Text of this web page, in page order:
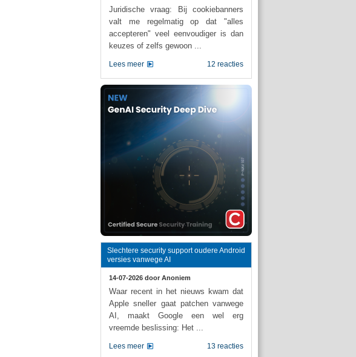
Juridische vraag: Bij cookiebanners
valt me regelmatig op dat "alles
accepteren" veel eenvoudiger is dan
keuzes of zelfs gewoon ...
12 reacties
Lees meer
Slechtere security support oudere Android
versies vanwege AI
14-07-2026 door Anoniem
Waar recent in het nieuws kwam dat
Apple sneller gaat patchen vanwege
AI, maakt Google een wel erg
vreemde beslissing: Het ...
13 reacties
Lees meer